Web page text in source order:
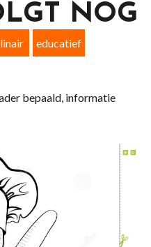
NOG
educatief
bepaald, informatie